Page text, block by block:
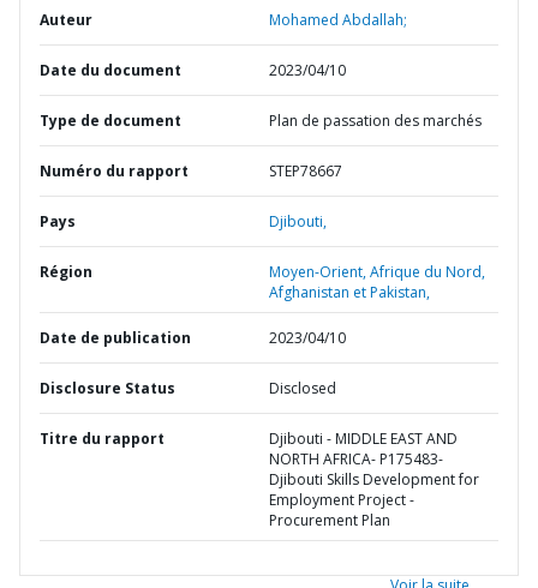
Auteur Mohamed Abdallah;
Date du document 2023/04/10
Type de document Plan de passation des marchés
Numéro du rapport STEP78667
Pays Djibouti,
Région
Moyen-Orient, Afrique du Nord,
Afghanistan et Pakistan,
Date de publication 2023/04/10
Disclosure Status Disclosed
Titre du rapport
Djibouti - MIDDLE EAST AND
NORTH AFRICA- P175483-
Djibouti Skills Development for
Employment Project -
Procurement Plan